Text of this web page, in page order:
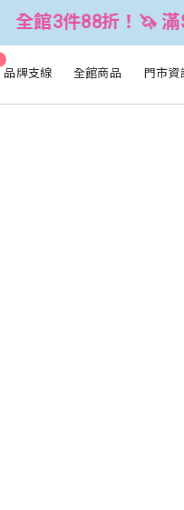
全館3件88折！🦄 滿
品牌支線 全館商品 門市資